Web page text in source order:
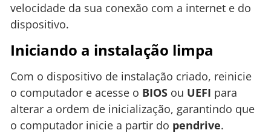
velocidade da sua conexão com a internet e do
dispositivo.
Iniciando a instalação limpa
Com o dispositivo de instalação criado, reinicie
o computador e acesse o BIOS ou UEFI para
alterar a ordem de inicialização, garantindo que
o computador inicie a partir do pendrive.